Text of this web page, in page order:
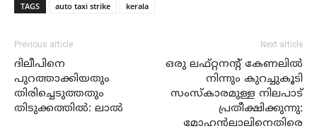
TAGS auto taxi strike kerala
Previous article
ദിലീപിനെ
പുറത്താക്കിയതും
തിരിച്ചെടുത്തതും
തിടുക്കത്തില്‍: ലാല്‍
Next article
ഒരു ലഫ്റ്റനന്റ് കേണലില്‍
നിന്നും കുറച്ചുകൂടി
സംസ്കാരമുള്ള നിലപാട്
പ്രതീക്ഷിക്കുന്നു:
മോഹന്‍ലാലിനെതിരെ